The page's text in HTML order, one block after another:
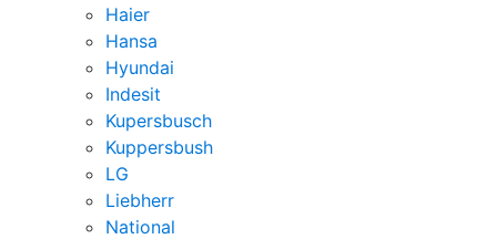
Haier
Hansa
Hyundai
Indesit
Kupersbusch
Kuppersbush
LG
Liebherr
National